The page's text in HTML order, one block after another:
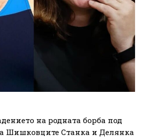
на родната борба под
Шишковците Станка и Делянка